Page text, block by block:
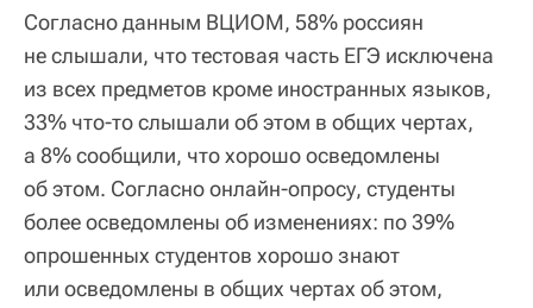
Согласно данным ВЦИОМ, 58% россиян
не слышали, что тестовая часть ЕГЭ исключена
из всех предметов кроме иностранных языков,
33% что-то слышали об этом в общих чертах,
а 8% сообщили, что хорошо осведомлены
об этом. Согласно онлайн-опросу, студенты
более осведомлены об изменениях: по 39%
опрошенных студентов хорошо знают
или осведомлены в общих чертах об этом,